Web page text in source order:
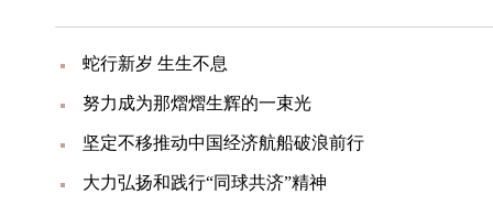
蛇行新岁 生生不息
努力成为那熠熠生辉的一束光
坚定不移推动中国经济航船破浪前行
大力弘扬和践行“同球共济”精神